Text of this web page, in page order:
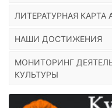
ЛИТЕРАТУРНАЯ
НАШИ ДОСТИЖЕНИЯ
МОНИТОРИНГ
КУЛЬТУРЫ